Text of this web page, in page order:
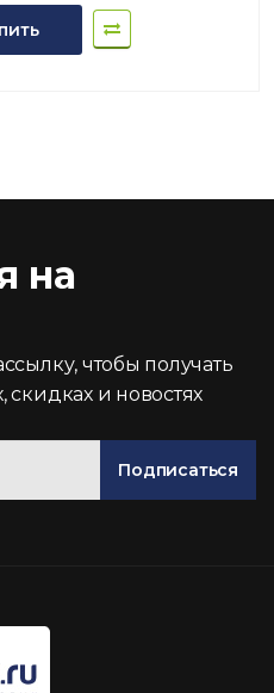
на
чтобы получать
и новостях
Подписаться